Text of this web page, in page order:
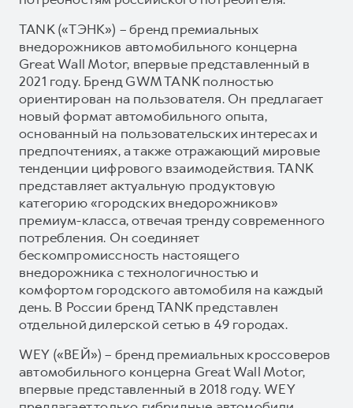
TANK («ТЭНК») – бренд премиальных
внедорожников автомобильного концерна
Great Wall Motor, впервые представленный в
2021 году. Бренд GWM TANK полностью
ориентирован на пользователя. Он предлагает
новый формат автомобильного опыта,
основанный на пользовательских интересах и
предпочтениях, а также отражающий мировые
тенденции цифрового взаимодействия. TANK
представляет актуальную продуктовую
категорию «городских внедорожников»
премиум-класса, отвечая тренду современного
потребления. Он соединяет
бескомпромиссность настоящего
внедорожника с технологичностью и
комфортом городского автомобиля на каждый
день. В России бренд TANK представлен
отдельной дилерской сетью в 49 городах.
WEY («ВЕЙ») – бренд премиальных кроссоверов
автомобильного концерна Great Wall Motor,
впервые представленный в 2018 году. WEY